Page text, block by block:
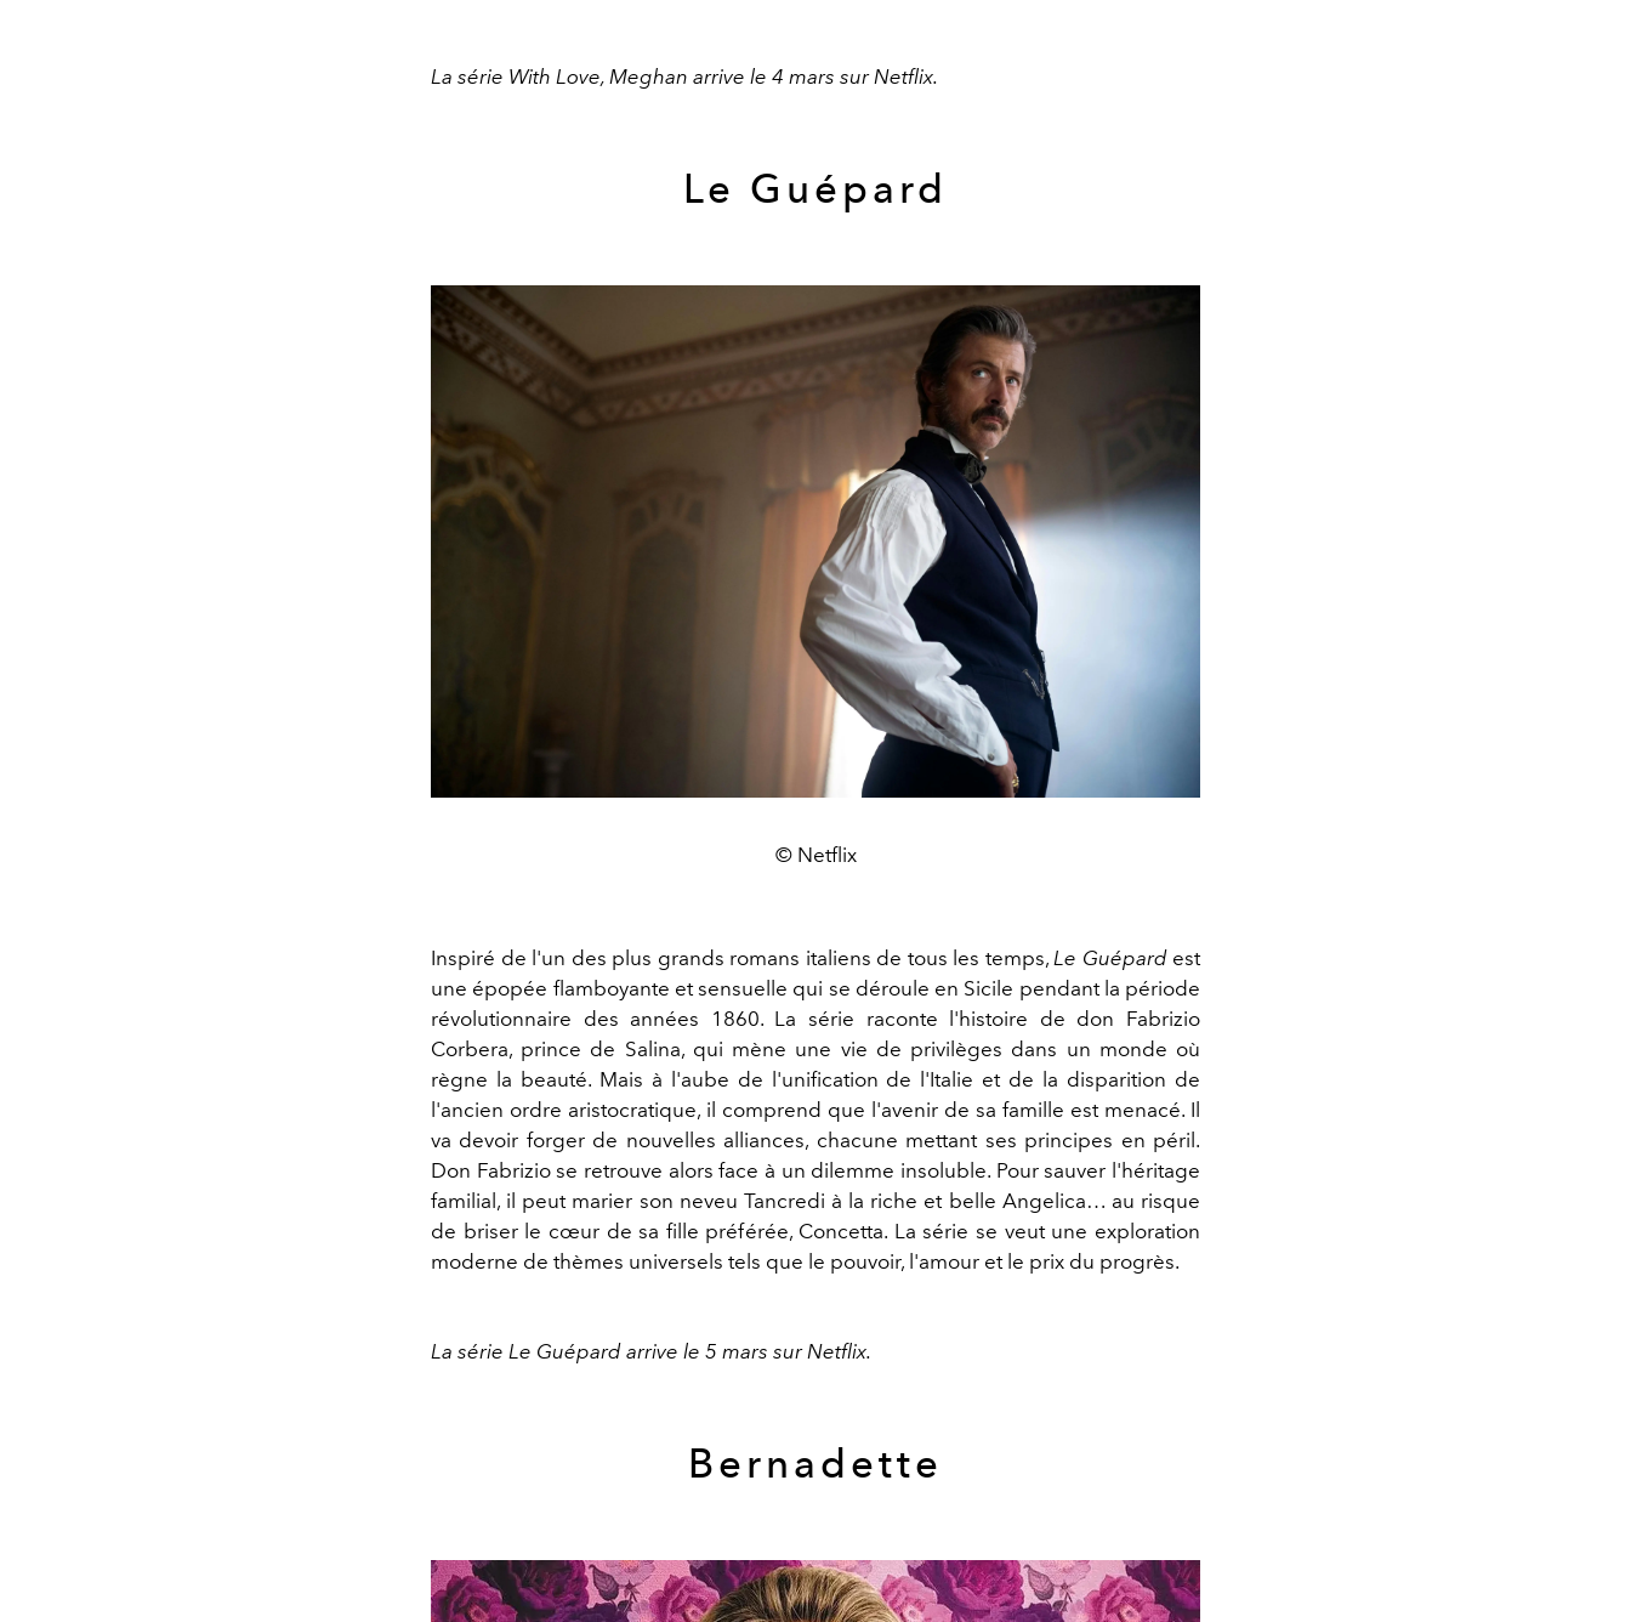
La série With Love, Meghan arrive le 4 mars sur Netflix.
Le Guépard
© Netflix
Inspiré de l'un des plus grands romans italiens de tous les temps, Le Guépardest
une épopée flamboyante et sensuelle qui se déroule en Sicile pendant la période
révolutionnaire des années 1860. La série raconte l'histoire de don Fabrizio
Corbera, prince de Salina, qui mène une vie de privilèges dans un monde où
règne la beauté. Mais à l'aube de l'unification de l'Italie et de la disparition de
l'ancien ordre aristocratique, il comprend que l'avenir de sa famille est menacé. Il
va devoir forger de nouvelles alliances, chacune mettant ses principes en péril.
Don Fabrizio se retrouve alors face à un dilemme insoluble. Pour sauver l'héritage
familial, il peut marier son neveu Tancredi à la riche et belle Angelica… au risque
de briser le cœur de sa fille préférée, Concetta. La série se veut une exploration
moderne de thèmes universels tels que le pouvoir, l'amour et le prix du progrès.
La série Le Guépard arrive le 5 mars sur Netflix.
Bernadette